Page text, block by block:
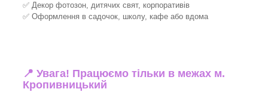
✅ Декор фотозон, дитячих свят, корпоративів
✅ Оформлення в садочок, школу, кафе або вдома
📍 Увага! Працюємо тільки в межах м.
Кропивницький